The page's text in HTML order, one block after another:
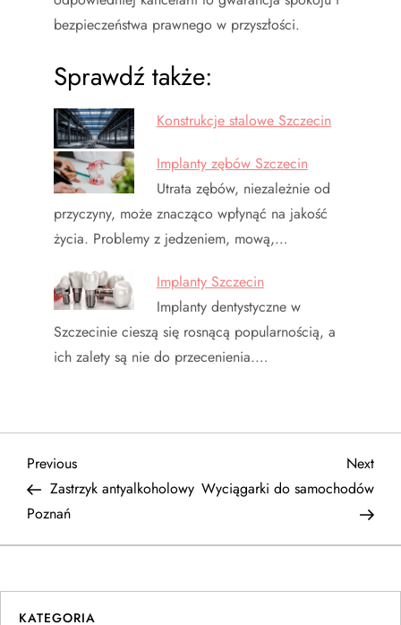
bezpieczeństwa prawnego w przyszłości.
Sprawdź także:
Konstrukcje stalowe Szczecin
Implanty zębów Szczecin
Utrata zębów, niezależnie od
przyczyny, może znacząco wpłynąć na jakość
życia. Problemy z jedzeniem, mową,…
Implanty Szczecin
Implanty dentystyczne w
Szczecinie cieszą się rosnącą popularnością, a
ich zalety są nie do przecenienia.…
N
a
w
i
Previous
Post
Previous
Zastrzyk antyalkoholowy
Poznań
Next
Post
Next
Wyciągarki do samochodów
KATEGORIA